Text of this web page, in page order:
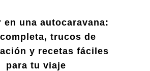
en una autocaravana:
trucos de
y recetas fáciles
para tu viaje